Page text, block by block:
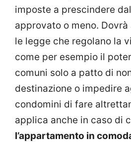
imposte a prescindere
approvato o meno.
le legge che regolano la
come per esempio il
comuni solo a patto di
destinazione o impedire
condomini di fare
applica anche in caso di
l’appartamento in